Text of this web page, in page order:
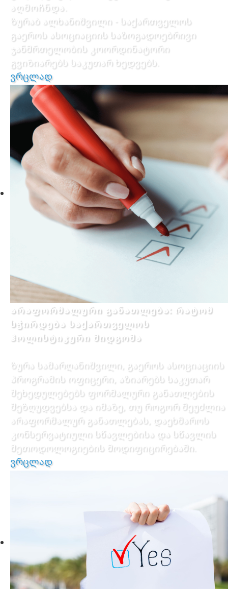
აღმოჩნდა.
ზურაბ ალხანიშვილი - საქართველოს
გაეროს ასოციაციის საზოგადოებრივი
ჯანმრთელობის კოორდინატორი
გვიზიარებს საკუთარ ხედვებს.
ვრცლად
არაფორმალური განათლება: რატომ
სჭირდება საქართველოს
ჰოლისტიკური მიდგომა
ზურა სამარღანიშვილი, გაეროს ასოციაციის
პროგრამის ოფიცერი, აზიარებს საკუთარ
შეხედულებებს ფორმალური განათლების
შეზღუდვებსა და იმაზე, თუ როგორ შეუძლია
არაფორმალურ განათლებას, დაეხმაროს
კონსერვატიული სწავლებისა და სწავლის
მეთოდოლოგიების მოდიფიცირებაში.
ვრცლად